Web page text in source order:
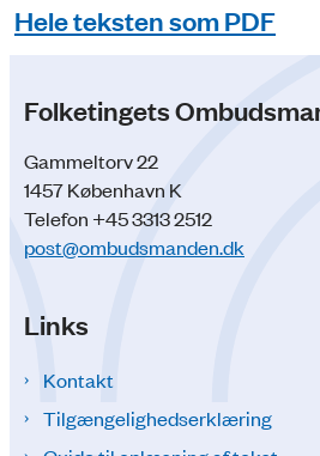
Hele teksten som PDF
Folketingets
Gammeltorv 22
1457 København K
Telefon +45 3313 2512
post@ombudsmanden.dk
Links
Kontakt
Tilgængelighedserklæring